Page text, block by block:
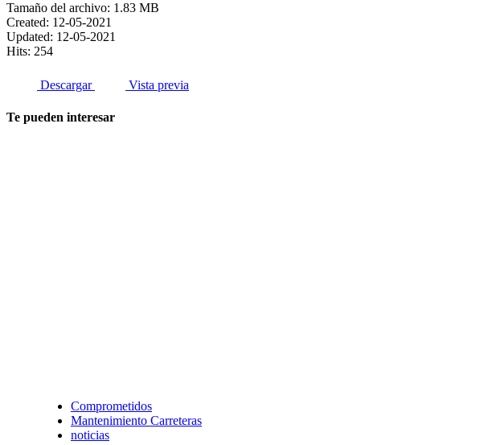
Tamaño del archivo: 1.83 MB
Created: 12-05-2021
Updated: 12-05-2021
Hits: 254
Descargar Vista previa
Te pueden interesar
Comprometidos
Mantenimiento Carreteras
noticias